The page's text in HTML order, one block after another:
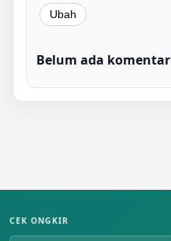
Belum ada komentar
CEK ONGKIR